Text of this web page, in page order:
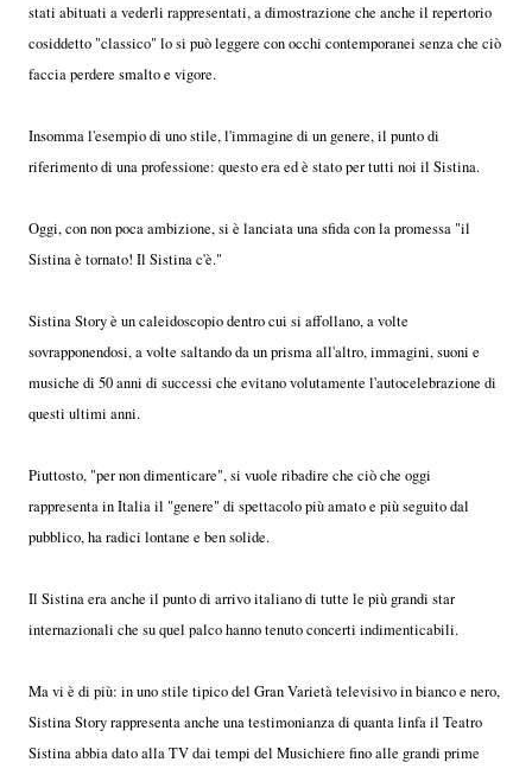
stati abituati a vederli rappresentati, a dimostrazione che anche il repertorio
cosiddetto "classico" lo si può leggere con occhi contemporanei senza che ciò
faccia perdere smalto e vigore.
Insomma l'esempio di uno stile, l'immagine di un genere, il punto di
riferimento di una professione: questo era ed è stato per tutti noi il Sistina.
Oggi, con non poca ambizione, si è lanciata una sfida con la promessa "il
Sistina è tornato! Il Sistina c'è."
Sistina Story è un caleidoscopio dentro cui si affollano, a volte
sovrapponendosi, a volte saltando da un prisma all'altro, immagini, suoni e
musiche di 50 anni di successi che evitano volutamente l'autocelebrazione di
questi ultimi anni.
Piuttosto, "per non dimenticare", si vuole ribadire che ciò che oggi
rappresenta in Italia il "genere" di spettacolo più amato e più seguito dal
pubblico, ha radici lontane e ben solide.
Il Sistina era anche il punto di arrivo italiano di tutte le più grandi star
internazionali che su quel palco hanno tenuto concerti indimenticabili.
Ma vi è di più: in uno stile tipico del Gran Varietà televisivo in bianco e nero,
Sistina Story rappresenta anche una testimonianza di quanta linfa il Teatro
Sistina abbia dato alla TV dai tempi del Musichiere fino alle grandi prime